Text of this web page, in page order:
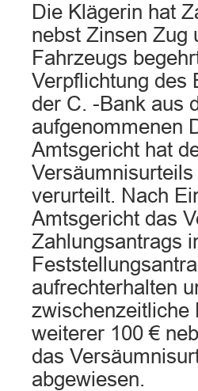
Die Klägerin hat
nebst Zinsen Zug
Fahrzeugs
Verpflichtung des
der C. -Bank aus
aufgenommenen
Amtsgericht hat
verurteilt. Nach
Amtsgericht das
Zahlungsantrags
aufrechterhalten
zwischenzeitliche
weiterer 100 €
das
abgewiesen.